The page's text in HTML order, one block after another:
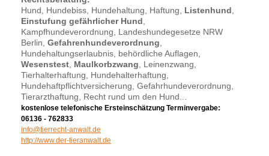
Hund, Hundebiss, Hundehaltung, Haftung, Listenhund
Einstufung gefährlicher Hund
Kampfhundeverordnung, Landeshundegesetze NRW
Berlin, Gefahrenhundeverordnung
Hundehaltungserlaubnis, behördliche Auflagen,
Wesenstest Maulkorbzwang , Leinenzwang,
Tierhalterhaftung, Hundehalterhaftung,
Hundehaftpflichtversicherung, Gefahrhundeverordnung,
Tierarzthaftung, Recht rund um den Hund...
kostenlose telefonische Ersteinschätzung Terminvergabe:
06136 - 762833
info@tierrecht-anwalt.de
http://www.der-tieranwalt.de